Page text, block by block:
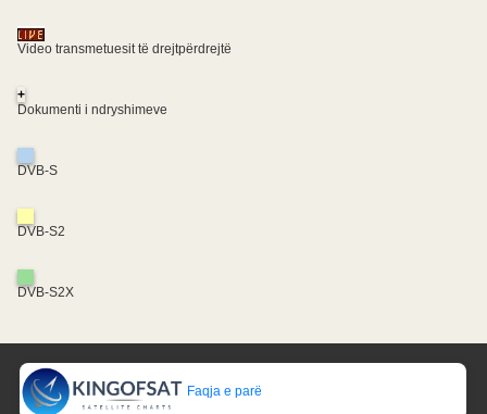
Video transmetuesit të drejtpërdrejtë
+
Dokumenti i ndryshimeve
DVB-S
DVB-S2
DVB-S2X
Faqja e parë